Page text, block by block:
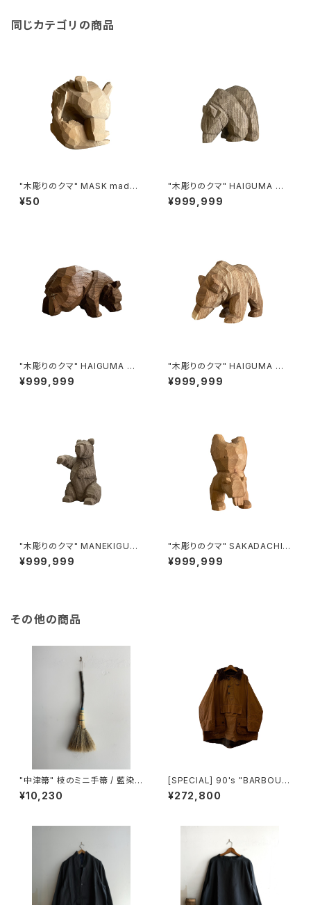
同じカテゴリの商品
"木彫りのクマ" MASK made i
n HOKKAIDO (ホオノキ)
¥50
"木彫りのクマ" HAIGUMA ma
de in HOKKAIDO (埋もれ木)
¥999,999
"木彫りのクマ" HAIGUMA ma
de in HOKKAIDO
¥999,999
"木彫りのクマ" HAIGUMA ma
de in HOKKAIDO (エンジュ)
¥999,999
"木彫りのクマ" MANEKIGUM
A made in HOKKAIDO (埋も
れ木)
¥999,999
"木彫りのクマ" SAKADACHI
made in HOKKAIDO (オンコ)
¥999,999
その他の商品
"中津箒" 枝のミニ手箒 / 藍染
め糸 (約53㎝)
¥10,230
[SPECIAL] 90's "BARBOUR
/ LONGSHOREMAN" SMOC
K made in ENGLAND
¥272,800